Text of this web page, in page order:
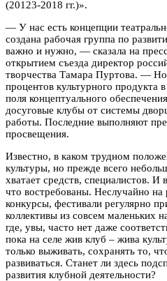
(20123-2018 гг.)».
— У нас есть концепции
создана рабочая группа по
важно и нужно, — сказала на
открытием съезда директор
творчества Тамара Пуртова. —
процентов культурного продукта
поля концептуального
досуговые клубы от системы
работы. Последние выполняют
просвещения.
Известно, в каком трудном
культуры, но прежде всего
хватает средств, специалистов. И
что востребованы. Неслучайно на
конкурсы, фестивали регулярно
коллективы из совсем маленьких
где, увы, часто нет даже
пока на селе жив клуб – жива
только выживать, сохранять то,
развиваться. Станет ли здесь
развития клубной деятельности?